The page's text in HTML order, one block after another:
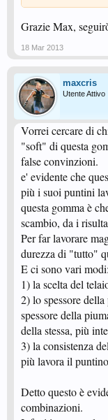
Grazie Max,
18 Mar 2013
maxcris
Utente Attivo
Vorrei cercare di
"soft" di questa
false convinzioni.
e' evidente che
più i suoi puntini
questa gomma è
scambio, da i
Per far lavorare
durezza di "tutto"
E ci sono vari modi:
1) la scelta del
2) lo spessore
spessore della
della stessa, più
3) la consistenza
più lavora il
Detto questo è
combinazioni.